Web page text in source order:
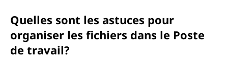
Quelles sont les astuces pour
organiser les fichiers dans le Poste
de travail?